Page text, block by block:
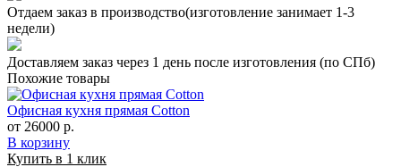
Отдаем заказ в производство(изготовление занимает 1-3
недели)
Доставляем заказ через 1 день после изготовления (по СПб)
Похожие товары
Офисная кухня прямая Cotton
от 26000 р.
В корзину
Купить в 1 клик